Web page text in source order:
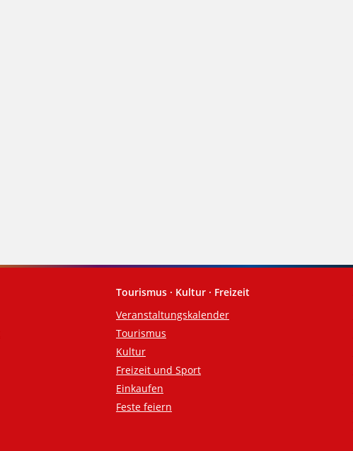
Tourismus · Kultur · Freizeit
Veranstaltungskalender
Tourismus
Kultur
Freizeit und Sport
Einkaufen
Feste feiern